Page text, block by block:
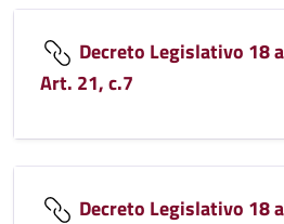
Decreto Legislativo 18
Art. 21, c.7
Decreto Legislativo 18